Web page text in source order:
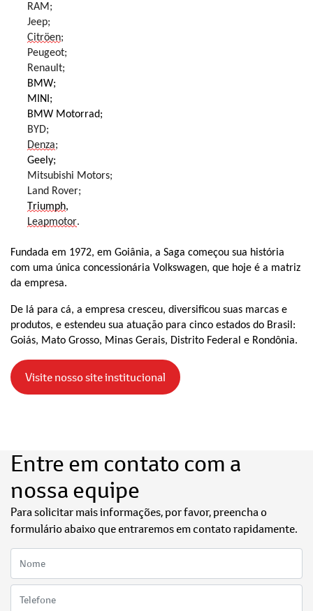
RAM;
Jeep;
Citröen;
Peugeot;
Renault;
BMW;
MINI;
BMW Motorrad;
BYD;
Denza;
Geely;
Mitsubishi Motors;
Land Rover;
Triumph,
Leapmotor.
Fundada em 1972, em Goiânia, a Saga começou sua história
com uma única concessionária Volkswagen, que hoje é a matriz
da empresa.
De lá para cá, a empresa cresceu, diversificou suas marcas e
produtos, e estendeu sua atuação para cinco estados do Brasil:
Goiás, Mato Grosso, Minas Gerais, Distrito Federal e Rondônia.
Visite nosso site institucional
Entre em contato com a
nossa equipe
Para solicitar mais informações, por favor, preencha o
formulário abaixo que entraremos em contato rapidamente.